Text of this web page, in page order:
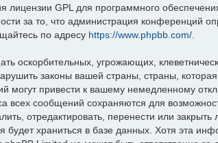
лицензии GPL для программного
за то, что администрация конференций
по адресу https://www.phpbb.com/
оскорбительных, угрожающих,
законы вашей страны, страны,
могут привести к вашему немедленному
всех сообщений сохраняются для
отредактировать, перенести или
храниться в базе данных. Хотя эта